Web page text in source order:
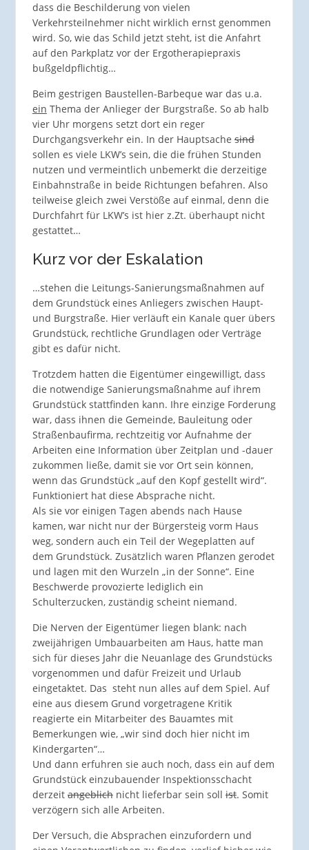
dass die Beschilderung von vielen
Verkehrsteilnehmer nicht wirklich ernst genommen
wird. So, wie das Schild jetzt steht, ist die Anfahrt
auf den Parkplatz vor der Ergotherapiepraxis
bußgeldpflichtig…
Beim gestrigen Baustellen-Barbeque war das u.a.
ein Thema der Anlieger der Burgstraße. So ab halb
vier Uhr morgens setzt dort ein reger
Durchgangsverkehr ein. In der Hauptsache sind
sollen es viele LKW’s sein, die die frühen Stunden
nutzen und vermeintlich unbemerkt die derzeitige
Einbahnstraße in beide Richtungen befahren. Also
teilweise gleich zwei Verstöße auf einmal, denn die
Durchfahrt für LKW’s ist hier z.Zt. überhaupt nicht
gestattet…
Kurz vor der Eskalation
…stehen die Leitungs-Sanierungsmaßnahmen auf
dem Grundstück eines Anliegers zwischen Haupt-
und Burgstraße. Hier verläuft ein Kanale quer übers
Grundstück, rechtliche Grundlagen oder Verträge
gibt es dafür nicht.
Trotzdem hatten die Eigentümer eingewilligt, dass
die notwendige Sanierungsmaßnahme auf ihrem
Grundstück stattfinden kann. Ihre einzige Forderung
war, dass ihnen die Gemeinde, Bauleitung oder
Straßenbaufirma, rechtzeitig vor Aufnahme der
Arbeiten eine Information über Zeitplan und -dauer
zukommen ließe, damit sie vor Ort sein können,
wenn das Grundstück „auf den Kopf gestellt wird“.
Funktioniert hat diese Absprache nicht.
Als sie vor einigen Tagen abends nach Hause
kamen, war nicht nur der Bürgersteig vorm Haus
weg, sondern auch ein Teil der Wegeplatten auf
dem Grundstück. Zusätzlich waren Pflanzen gerodet
und lagen mit den Wurzeln „in der Sonne“. Eine
Beschwerde provozierte lediglich ein
Schulterzucken, zuständig scheint niemand.
Die Nerven der Eigentümer liegen blank: nach
zweijährigen Umbauarbeiten am Haus, hatte man
sich für dieses Jahr die Neuanlage des Grundstücks
vorgenommen und dafür Freizeit und Urlaub
eingetaktet. Das steht nun alles auf dem Spiel. Auf
eine aus diesem Grund vorgetragene Kritik
reagierte ein Mitarbeiter des Bauamtes mit
Bemerkungen wie, „wir sind doch hier nicht im
Kindergarten“…
Und dann erfuhren sie auch noch, dass ein auf dem
Grundstück einzubauender Inspektionsschacht
derzeit angeblichnicht lieferbar sein soll ist. Somit
verzögern sich alle Arbeiten.
Der Versuch, die Absprachen einzufordern und